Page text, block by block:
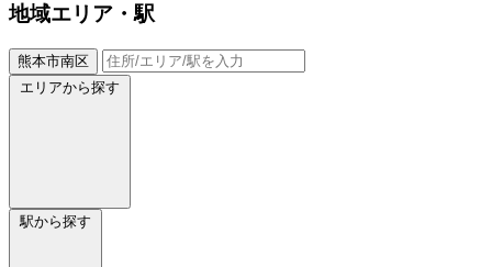
地域エリア・駅
熊本市南区
エリアから探す
駅から探す